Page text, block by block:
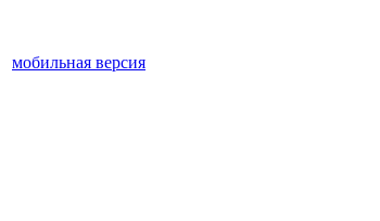
мобильная версия